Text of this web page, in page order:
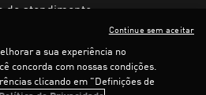
de atendimento
de Privacidade
a sua experiência no
concorda com nossas condições.
clicando em "Definições de
Continue sem aceitar